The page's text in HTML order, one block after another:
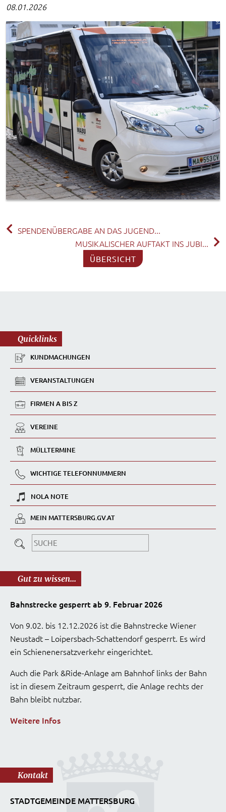
08.01.2026
SPENDENÜBERGABE AN DAS JUGEND...
MUSIKALISCHER AUFTAKT INS JUBI...
ÜBERSICHT
Quicklinks
KUNDMACHUNGEN
VERANSTALTUNGEN
FIRMEN A BIS Z
VEREINE
MÜLLTERMINE
WICHTIGE TELEFONNUMMERN
NOLA NOTE
MEIN MATTERSBURG.GV.AT
Gut zu wissen...
Bahnstrecke gesperrt ab 9. Februar 2026
Von 9.02. bis 12.12.2026 ist die Bahnstrecke Wiener
Neustadt – Loipersbach-Schattendorf gesperrt. Es wird
ein Schienenersatzverkehr eingerichtet.
Auch die Park &Ride-Anlage am Bahnhof links der Bahn
ist in diesem Zeitraum gesperrt, die Anlage rechts der
Bahn bleibt nutzbar.
Weitere Infos
Kontakt
STADTGEMEINDE MATTERSBURG